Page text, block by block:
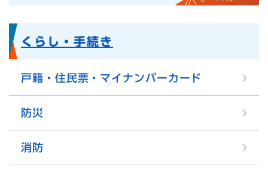
くらし・手続き
戸籍・住民票・マイナンバーカード
防災
消防